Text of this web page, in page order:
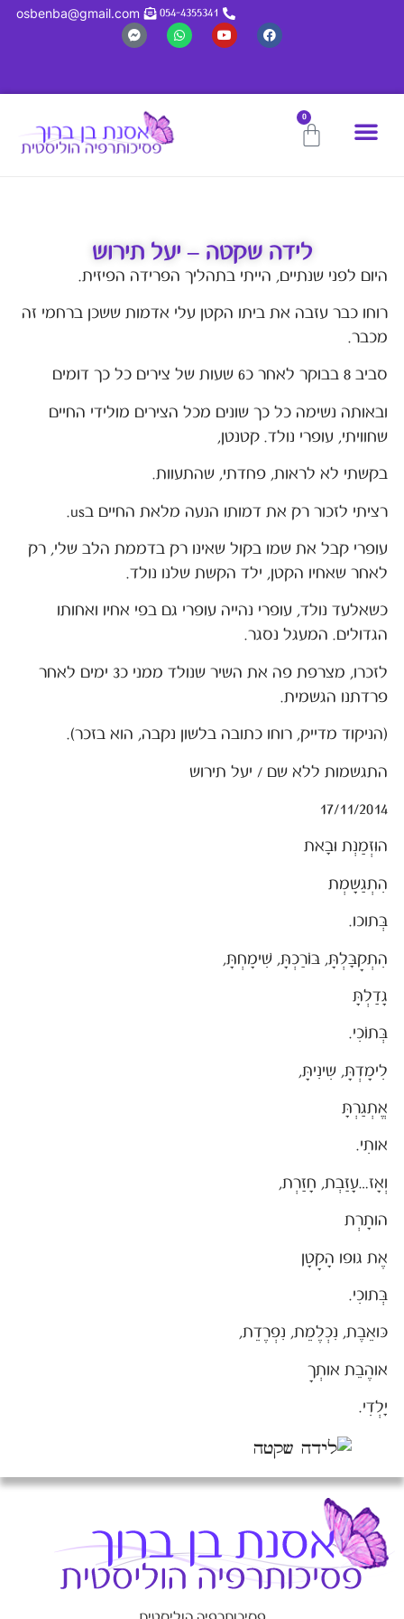
054-4355341
osbenba@gmail.com
0
לידה שקטה – יעל תירוש
היום לפני שנתיים, הייתי בתהליך הפרידה הפיזית.
רוחו כבר עזבה את ביתו הקטן עלי אדמות ששכן ברחמי זה
מכבר.
סביב 8 בבוקר לאחר כ6 שעות של צירים כל כך דומים
ובאותה נשימה כל כך שונים מכל הצירים מולידי החיים
שחוויתי, עופרי נולד. קטנטן,
בקשתי לא לראות, פחדתי, שהתעוות.
רציתי לזכור רק את דמותו הנעה מלאת החיים בus.
עופרי קבל את שמו בקול שאינו רק בדממת הלב שלי, רק
לאחר שאחיו הקטן, ילד הקשת שלנו נולד.
כשאלעד נולד, עופרי נהייה עופרי גם בפי אחיו ואחותו
הגדולים. המעגל נסגר.
לזכרו, מצרפת פה את השיר שנולד ממני כ3 ימים לאחר
פרדתנו הגשמית.
(הניקוד מדייק, רוחו כתובה בלשון נקבה, הוא בזכר).
התגשמות ללא שם / יעל תירוש
17/11/2014
הוּזְמַנְת וּבָאת
הִתְגַשָמְת
בְּתוכו.
הִתְקָבָּלְתָּ, בּוֹרַכְתָּ, שִׁימָחְתָּ,
גָדַלְתָּ
בְּתוֹכִי.
לִימָדְתָּ, שִינִיתָּ,
אֱתְגַרְתָּ
אותִי.
וְאָז…עָזַבְת, חָזַרְת,
הותָרְת
אֶת גוּפו הָקָטָן
בְּתוכִי.
כּואֵבֶת, נִכְלֶמֵת, נִפְרֶדֵת,
אוהֶבֵת אותְךָ
יָלְדִי.